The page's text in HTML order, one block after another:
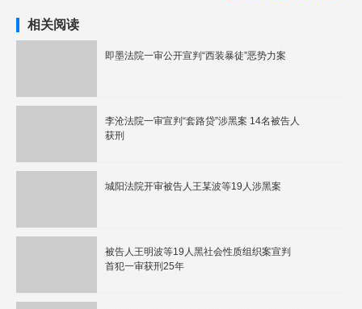
相关阅读
即墨法院一审公开宣判“西装暴徒”恶势力案
李沧法院一审宣判“套路贷”涉黑案 14名被告人
获刑
城阳法院开审被告人王某波等19人涉黑案
被告人王明波等19人黑社会性质组织案宣判
首犯一审获刑25年